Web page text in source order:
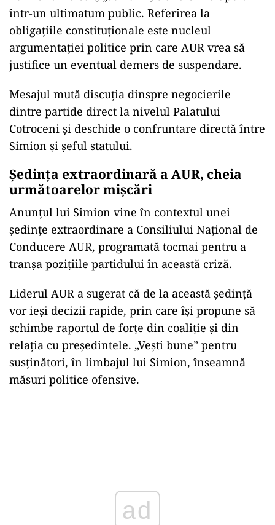
într-un ultimatum public. Referirea la
obligațiile constituționale este nucleul
argumentației politice prin care AUR vrea să
justifice un eventual demers de suspendare.
Mesajul mută discuția dinspre negocierile
dintre partide direct la nivelul Palatului
Cotroceni și deschide o confruntare directă între
Simion și șeful statului.
Ședința extraordinară a AUR, cheia
următoarelor mișcări
Anunțul lui Simion vine în contextul unei
ședințe extraordinare a Consiliului Național de
Conducere AUR, programată tocmai pentru a
tranșa pozițiile partidului în această criză.
Liderul AUR a sugerat că de la această ședință
vor ieși decizii rapide, prin care își propune să
schimbe raportul de forțe din coaliție și din
relația cu președintele. „Vești bune” pentru
susținători, în limbajul lui Simion, înseamnă
măsuri politice ofensive.
ad